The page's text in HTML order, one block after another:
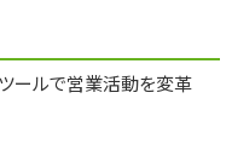
ールで営業活動を変革